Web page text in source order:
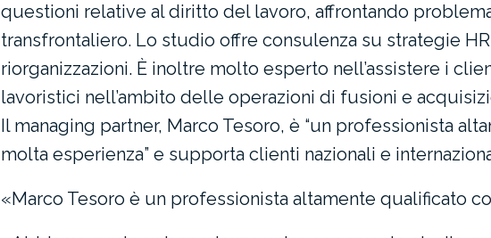
questioni relative al diritto del lavoro, affrontando
transfrontaliero. Lo studio offre consulenza su strategie
riorganizzazioni. È inoltre molto esperto nell’assistere i
lavoristici nell’ambito delle operazioni di fusioni e
Il managing partner, Marco Tesoro, è “un professionista
molta esperienza” e supporta clienti nazionali e
«Marco Tesoro è un professionista altamente qualificato